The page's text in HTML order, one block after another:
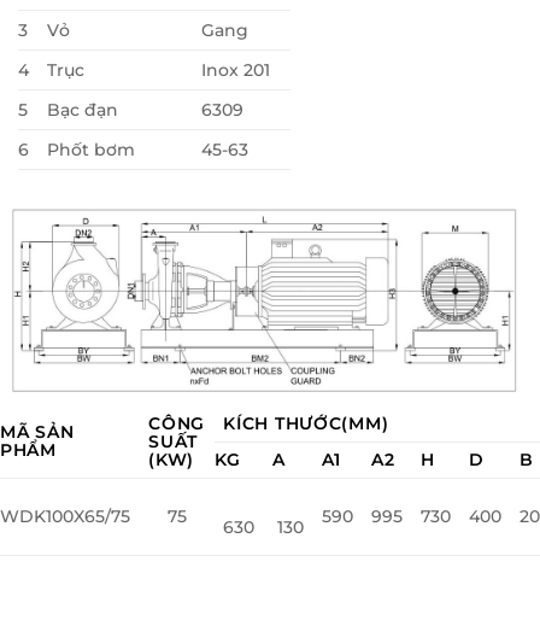
3
Vỏ
Gang
4
Trục
Inox 201
5
Bạc đạn
6309
6
Phốt bơm 45-63
MÃ SẢN
PHẨM
CÔNG
SUẤT
(KW)
KÍCH THƯỚC(MM)
KG
A A1 A2 H D B
WDK100X65/75 75 630 130 590 995 730 400